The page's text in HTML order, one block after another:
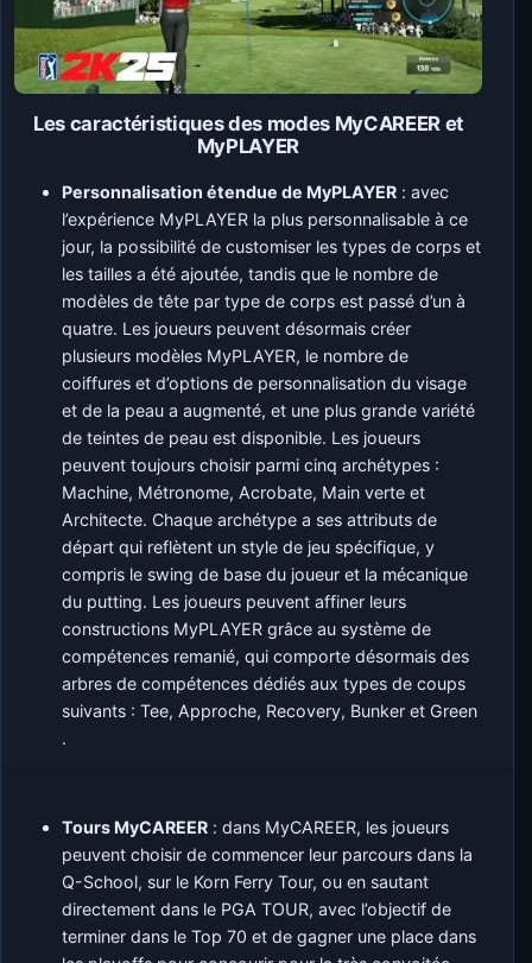
Les caractéristiques des modes MyCAREER et
MyPLAYER
Personnalisation étendue de MyPLAYER : avec
l’expérience MyPLAYER la plus personnalisable à ce
jour, la possibilité de customiser les types de corps et
les tailles a été ajoutée, tandis que le nombre de
modèles de tête par type de corps est passé d’un à
quatre. Les joueurs peuvent désormais créer
plusieurs modèles MyPLAYER, le nombre de
coiffures et d’options de personnalisation du visage
et de la peau a augmenté, et une plus grande variété
de teintes de peau est disponible. Les joueurs
peuvent toujours choisir parmi cinq archétypes :
Machine, Métronome, Acrobate, Main verte et
Architecte. Chaque archétype a ses attributs de
départ qui reflètent un style de jeu spécifique, y
compris le swing de base du joueur et la mécanique
du putting. Les joueurs peuvent affiner leurs
constructions MyPLAYER grâce au système de
compétences remanié, qui comporte désormais des
arbres de compétences dédiés aux types de coups
suivants : Tee, Approche, Recovery, Bunker et Green
.
Tours MyCAREER : dans MyCAREER, les joueurs
peuvent choisir de commencer leur parcours dans la
Q-School, sur le Korn Ferry Tour, ou en sautant
directement dans le PGA TOUR, avec l’objectif de
terminer dans le Top 70 et de gagner une place dans